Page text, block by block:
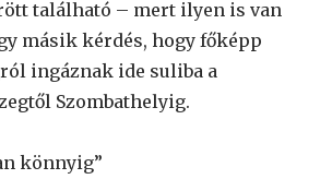
található – mert ilyen is van
másik kérdés, hogy főképp
ingáznak ide suliba a
Szombathelyig.
könnyig”